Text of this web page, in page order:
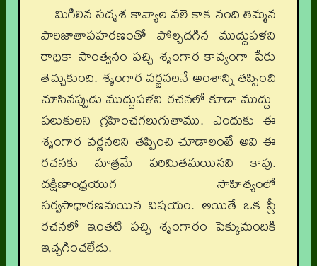
మిగిలిన సదృశ కావ్యాల వలె కాక నంది తిమ్మన
పారిజాతాపహరణంతో పోల్చదగిన ముద్దుపళని
రాధికా సాంత్వనం పచ్చి శృంగార కావ్యంగా పేరు
తెచ్చుకుంది. శృంగార వర్ణనలనే అంశాన్ని తప్పించి
చూసినప్పుడు ముద్దుపళని రచనలో కూడా ముద్దు
పలుకులని గ్రహించగలుగుతాము. ఎందుకు ఈ
శృంగార వర్ణనలని తప్పించి చూడాలంటే అవి ఈ
రచనకు మాత్రమే పరిమితమయినవి కావు.
దక్షిణాంధ్రయుగ సాహిత్యంలో
సర్వసాధారణమయిన విషయం. అయితే ఒక స్త్రీ
రచనలో ఇంతటి పచ్చి శృంగారం పెక్కుమందికి
ఇచ్చగించలేదు.